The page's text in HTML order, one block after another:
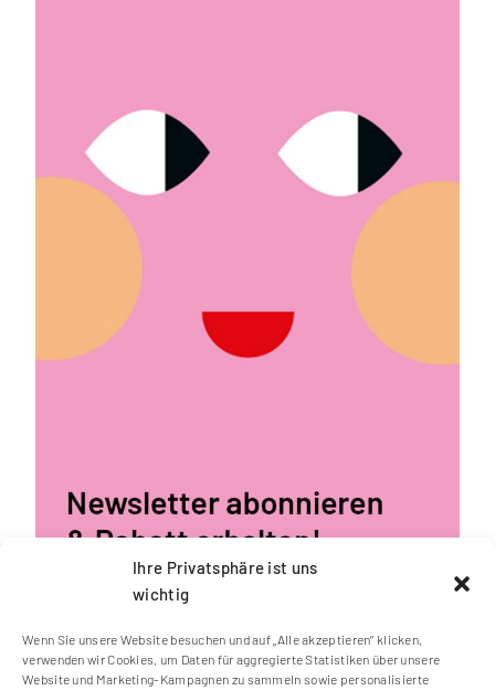
Ihre Privatsphäre ist uns
wichtig
Wenn Sie unsere Website besuchen und auf „Alle akzeptieren“ klicken,
verwenden wir Cookies, um Daten für aggregierte Statistiken über unsere
Website und Marketing-Kampagnen zu sammeln sowie personalisierte